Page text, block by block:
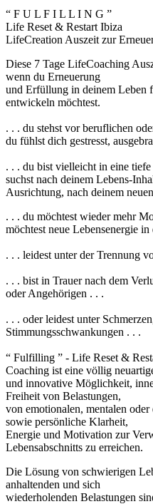
“ F U L F I L L I N G ”
Life Reset & Restart Ibiza
LifeCreation Auszeit zur
Diese 7 Tage LifeCoaching
wenn du Erneuerung
und Erfüllung in deinem Leben
entwickeln möchtest.
. . . du stehst vor beruflichen
du fühlst dich gestresst,
. . . du bist vielleicht in eine
suchst nach deinem Lebens-
Ausrichtung, nach deinem
. . . du möchtest wieder mehr
möchtest neue Lebensenergie
. . . leidest unter der Trennung
. . . bist in Trauer nach dem
oder Angehörigen . . .
. . . oder leidest unter
Stimmungsschwankungen . . .
“ Fulfilling ” - Life Reset &
Coaching ist eine völlig
und innovative Möglichkeit,
Freiheit von Belastungen,
von emotionalen, mentalen
sowie persönliche Klarheit,
Energie und Motivation zur
Lebensabschnitts zu erreichen.
Die Lösung von schwierigen
anhaltenden und sich
wiederholenden Belastungen